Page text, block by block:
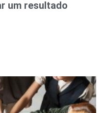
um resultado